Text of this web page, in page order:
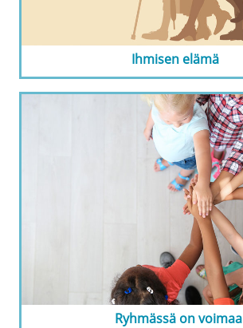
Ihmisen elämä
Ryhmässä on voimaa